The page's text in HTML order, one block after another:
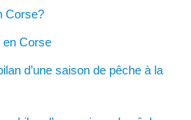
Corse?
en Corse
d’une saison de pêche à la